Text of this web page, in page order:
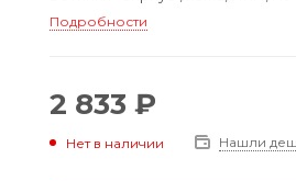
Подробности
2 833 ₽
Нет в наличии Нашли